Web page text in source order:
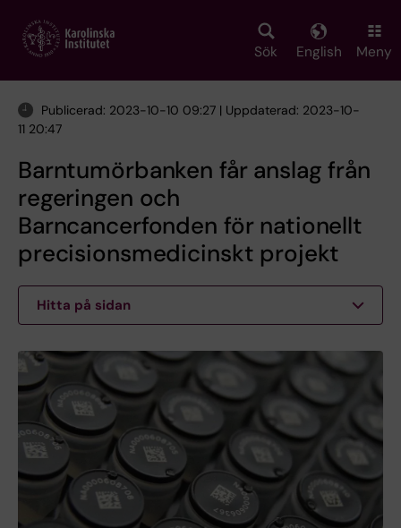
main
Sök English Meny
Publicerad: 2023-10-10 09:27 | Uppdaterad: 2023-10-
11 20:47
Barntumörbanken får anslag från
regeringen och
Barncancerfonden för nationellt
precisionsmedicinskt projekt
Hitta på sidan